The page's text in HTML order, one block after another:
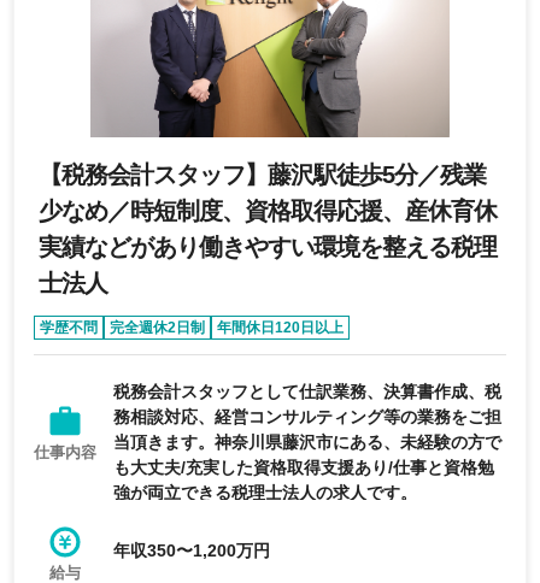
【税務会計スタッフ】藤沢駅徒歩5分／残業
少なめ／時短制度、資格取得応援、産休育休
実績などがあり働きやすい環境を整える税理
士法人
学歴不問 完全週休2日制
年間休日120日以上
育休・産休実績あり
未経験可
仕事内容
税務会計スタッフとして仕訳業務、決算書作成、税
務相談対応、経営コンサルティング等の業務をご担
当頂きます。神奈川県藤沢市にある、未経験の方で
も大丈夫/充実した資格取得支援あり/仕事と資格勉
強が両立できる税理士法人の求人です。
給与
年収350〜1,200万円